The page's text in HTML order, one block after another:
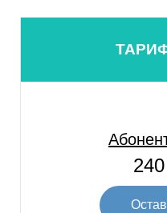
240